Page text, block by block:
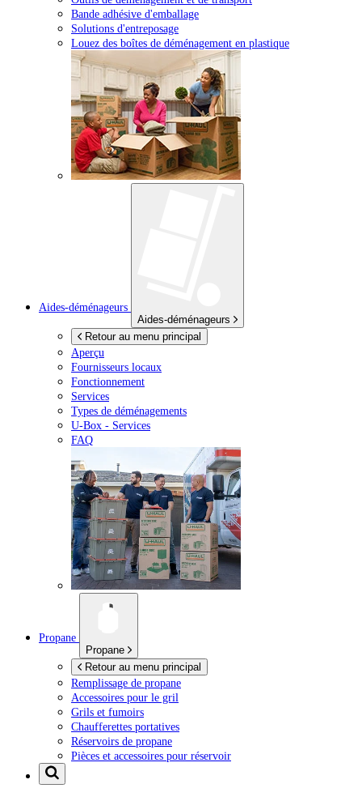
Bande adhésive d'emballage
Solutions d'entreposage
Louez des boîtes de déménagement en plastique
Aides-déménageurs
Aides-déménageurs
Retour au menu principal
Aperçu
Fournisseurs locaux
Fonctionnement
Services
Types de déménagements
U-Box - Services
FAQ
Propane
Propane
Retour au menu principal
Remplissage de propane
Accessoires pour le gril
Grils et fumoirs
Chaufferettes portatives
Réservoirs de propane
Pièces et accessoires pour réservoir